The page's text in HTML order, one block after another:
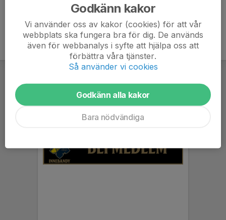
Godkänn kakor
Vi använder oss av kakor (cookies) för att vår
webbplats ska fungera bra för dig. De används
även för webbanalys i syfte att hjälpa oss att
förbättra våra tjänster.
Så använder vi cookies
Godkänn alla kakor
Bara nödvändiga